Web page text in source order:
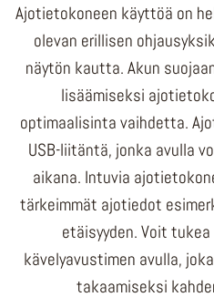
Ajotietokoneen käyttöä on
olevan erillisen
näytön kautta. Akun
lisäämiseksi
optimaalisinta vaihdetta.
USB-liitäntä, jonka avulla
aikana. Intuvia
tärkeimmät ajotiedot
etäisyyden. Voit
kävelyavustimen avulla,
takaamiseksi